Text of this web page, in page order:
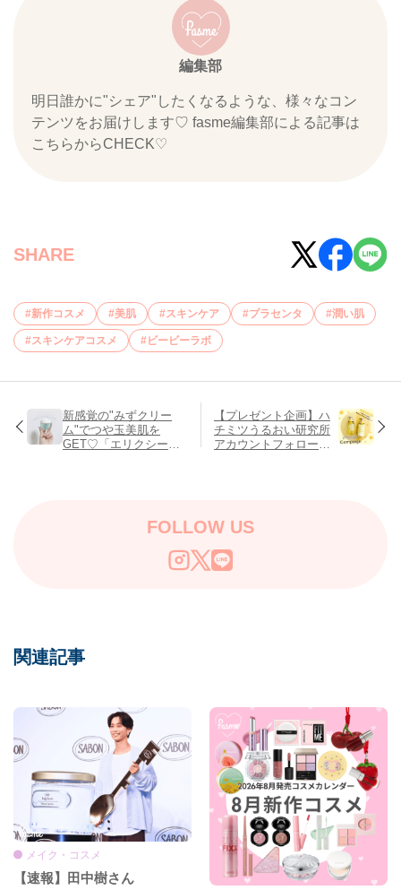
編集部
明日誰かに"シェア"したくなるような、様々なコン
テンツをお届けします♡ fasme編集部による記事は
こちらからCHECK♡
SHARE
新作コスメ 美肌 スキンケア プラセンタ 潤い肌
スキンケアコスメ ビービーラボ
新感覚の"みずクリー
ム"でつや玉美肌を
GET♡「エリクシール
【プレゼント企画】ハ
チミツうるおい研究所
アカウントフォローで
FOLLOW US
関連記事
メイク・コスメ
【速報】田中樹さん